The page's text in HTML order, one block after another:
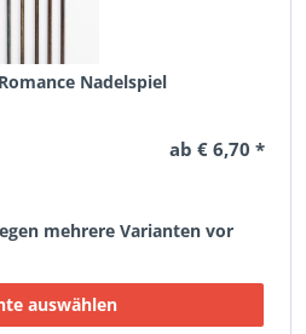
Nadelspiel
ab € 6,70 *
mehrere Varianten vor